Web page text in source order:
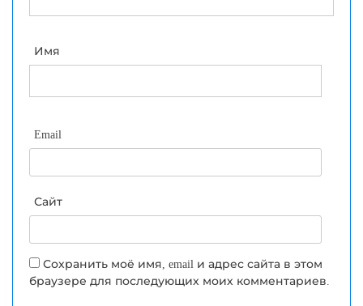
Имя
Email
Сайт
Сохранить моё имя, email и адрес сайта в этом
браузере для последующих моих комментариев.